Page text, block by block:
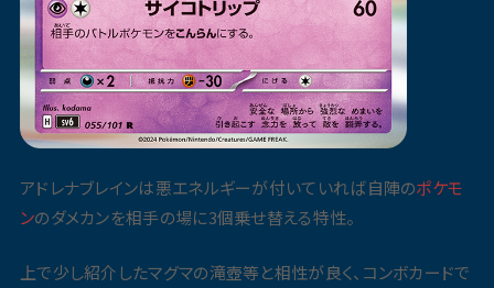
アドレナブレインは悪エネルギーが付いていれば自陣のポケモ
ンのダメカンを相手の場に3個乗せ替える特性。
上で少し紹介したマグマの滝壺等と相性が良く、コンボカードで